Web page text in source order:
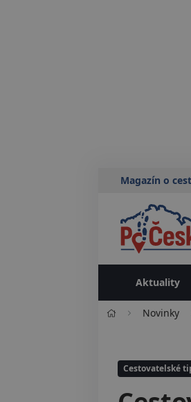
Magazín o
Aktuality
Novinky
Cestovatelské